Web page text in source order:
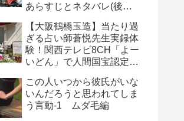
あらすじとネタバレ(後
でん返し
【大阪鶴橋玉造】当たり過
ぎる占い師蒼悦先生実録体
験！関西テレビ8CH「よー
いどん」で人間国宝認定
ヴィンテージ
この人いつから彼氏がいな
いんだろうと思われてしま
う言動-1 ムダ毛編